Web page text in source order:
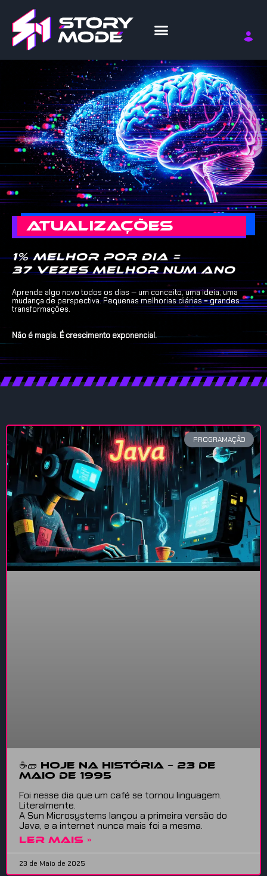
ATUALIZAÇÕES
1% melhor por dia =
37 vezes melhor num ano
Aprende algo novo todos os dias — um conceito, uma ideia, uma
mudança de perspectiva. Pequenas melhorias diárias = grandes
transformações.
Não é magia. É crescimento exponencial.
PROGRAMAÇÃO
☕🧱 HOJE NA HISTÓRIA – 23 de
maio de 1995
Foi nesse dia que um café se tornou linguagem.
Literalmente.
A Sun Microsystems lançou a primeira versão do
Java, e a internet nunca mais foi a mesma.
LER MAIS »
23 de Maio de 2025